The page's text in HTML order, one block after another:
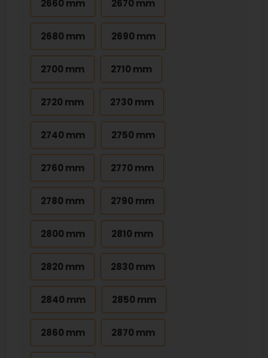
2660 mm 2670 mm
2680 mm 2690 mm
2700 mm 2710 mm
2720 mm 2730 mm
2740 mm 2750 mm
2760 mm 2770 mm
2780 mm 2790 mm
2800 mm 2810 mm
2820 mm 2830 mm
2840 mm 2850 mm
2860 mm 2870 mm